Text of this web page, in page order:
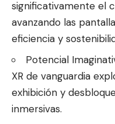
significativamente el
avanzando las
eficiencia y
Potencial
XR de vanguardia
exhibición y
inmersivas.